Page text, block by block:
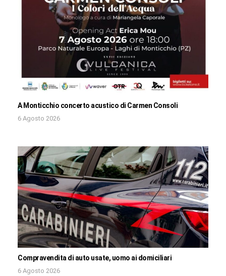
A Monticchio concerto acustico di Carmen Consoli
6 Agosto 2026
Compravendita di auto usate, uomo ai domiciliari
6 Agosto 2026